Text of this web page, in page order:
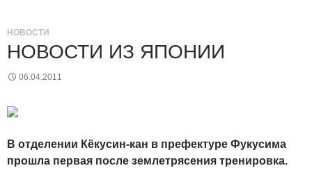
НОВОСТИ
НОВОСТИ ИЗ ЯПОНИИ
06.04.2011
В отделении Кёкусин-кан в префектуре Фукусима
прошла первая после землетрясения тренировка.